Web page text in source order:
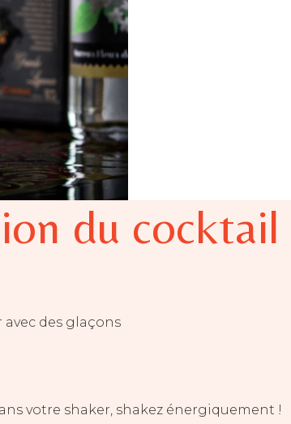
du cocktail
avec des glaçons
votre shaker, shakez énergiquement !